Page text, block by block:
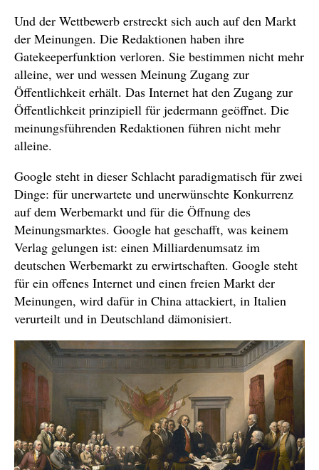
Und der Wettbewerb erstreckt sich auch auf den Markt
der Meinungen. Die Redaktionen haben ihre
Gatekeeperfunktion verloren. Sie bestimmen nicht mehr
alleine, wer und wessen Meinung Zugang zur
Öffentlichkeit erhält. Das Internet hat den Zugang zur
Öffentlichkeit prinzipiell für jedermann geöffnet. Die
meinungsführenden Redaktionen führen nicht mehr
alleine.
Google steht in dieser Schlacht paradigmatisch für zwei
Dinge: für unerwartete und unerwünschte Konkurrenz
auf dem Werbemarkt und für die Öffnung des
Meinungsmarktes. Google hat geschafft, was keinem
Verlag gelungen ist: einen Milliardenumsatz im
deutschen Werbemarkt zu erwirtschaften. Google steht
für ein offenes Internet und einen freien Markt der
Meinungen, wird dafür in China attackiert, in Italien
verurteilt und in Deutschland dämonisiert.